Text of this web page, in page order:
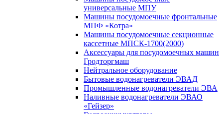
универсальные МПУ
Машины посудомоечные фронтальные
МПФ «Котра»
Машины посудомоечные секционные
кассетные МПСК-1700(2000)
Аксессуары для посудомоечных машин
Гродторгмаш
Нейтральное оборудование
Бытовые водонагреватели ЭВАД
Промышленные водонагреватели ЭВА
Наливные водонагреватели ЭВАО
«Гейзер»